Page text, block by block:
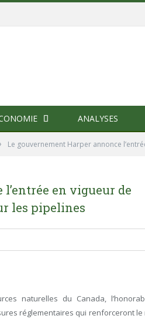
ANALYSES
Le gouvernement Harper annonce
en vigueur de
les pipelines
naturelles du Canada,
réglementaires qui renforceront